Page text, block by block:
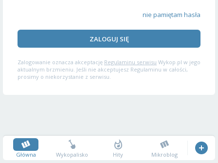
nie pamiętam hasła
ZALOGUJ SIĘ
Zalogowanie oznacza akceptację Regulaminu serwisu Wykop.pl w jego
aktualnym brzmieniu. Jeśli nie akceptujesz Regulaminu w całości,
prosimy o niekorzystanie z serwisu.
Główna Wykopalisko Hity Mikroblog